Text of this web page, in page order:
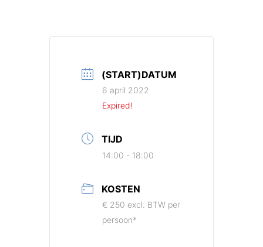
(START)DATUM
6 april 2022
Expired!
TIJD
14:00 - 18:00
KOSTEN
€ 250 excl. BTW per
persoon*